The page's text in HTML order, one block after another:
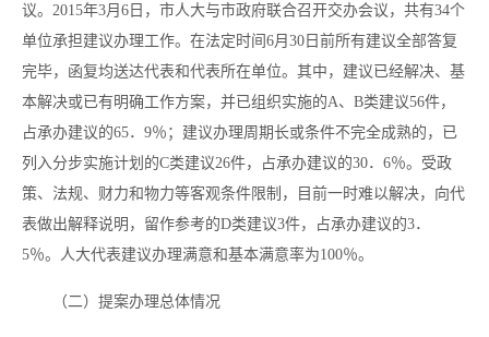
议。2015年3月6日，市人大与市政府联合召开交办会议，共有34个
单位承担建议办理工作。在法定时间6月30日前所有建议全部答复
完毕，函复均送达代表和代表所在单位。其中，建议已经解决、基
本解决或已有明确工作方案，并已组织实施的A、B类建议56件，
占承办建议的65．9％；建议办理周期长或条件不完全成熟的，已
列入分步实施计划的C类建议26件，占承办建议的30．6％。受政
策、法规、财力和物力等客观条件限制，目前一时难以解决，向代
表做出解释说明，留作参考的D类建议3件，占承办建议的3．
5％。人大代表建议办理满意和基本满意率为100％。
（二）提案办理总体情况